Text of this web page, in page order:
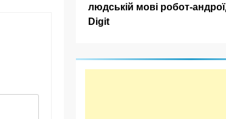
людській мові робот-
Digit